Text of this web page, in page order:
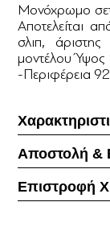
Μονόχρωμο σετ
Αποτελείται
σλιπ,
μοντέλου
-Περιφέρεια 92
Αποστολή &
Επιστροφή